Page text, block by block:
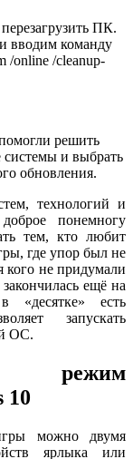
ПК.
вводим команду
/online /cleanup-
решить
системы и выбрать
обновления.
технологий и
понемногу
тем, кто любит
где упор был не
кого не придумали
ещё на
«десятке» есть
запускать
ОС.
режим
10
можно двумя
ярлыка или